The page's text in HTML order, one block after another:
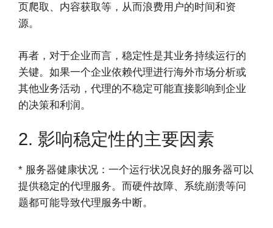
页爬取、内容获取等，从而浪费用户的时间和资
源。
再者，对于企业而言，稳定性是其业务持续运行的
关键。如果一个企业依赖代理进行海外市场分析或
其他业务活动，代理的不稳定可能直接影响到企业
的决策和利润。
2. 影响稳定性的主要因素
* 服务器健康状况：一个运行状况良好的服务器可以
提供稳定的代理服务。而硬件故障、系统崩溃等问
题都可能导致代理服务中断。